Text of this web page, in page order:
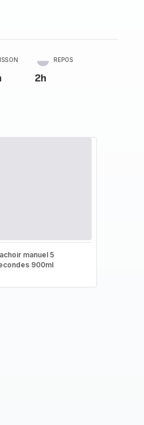
REPOS
2h
manuel 5
900ml